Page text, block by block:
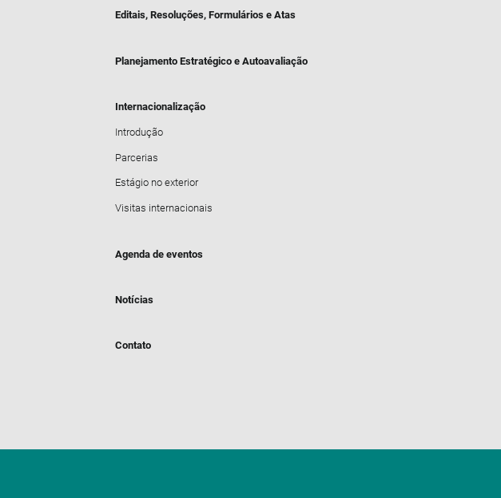
Editais, Resoluções, Formulários e Atas
Planejamento Estratégico e Autoavaliação
Internacionalização
Introdução
Parcerias
Estágio no exterior
Visitas internacionais
Agenda de eventos
Notícias
Contato